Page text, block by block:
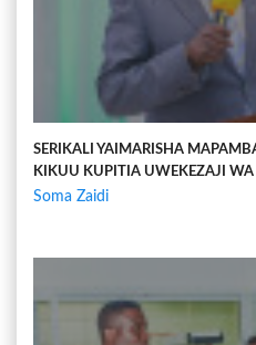
SERIKALI YAIMARISHA
KIKUU KUPITIA UWEKEZAJI WA
Soma Zaidi